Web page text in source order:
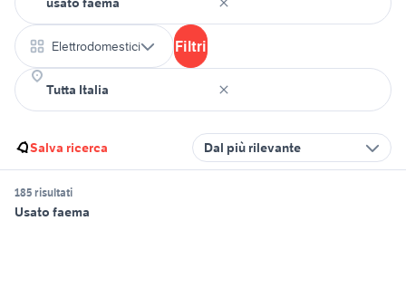
Elettrodomestici Filtri
Salva ricerca Dal più rilevante
185 risultati
Usato faema